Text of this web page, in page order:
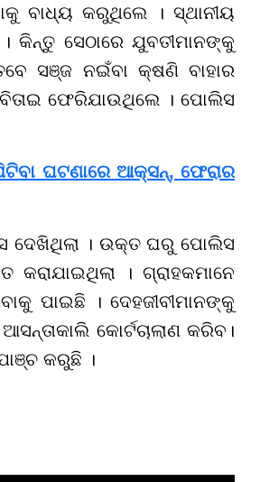
ବାଧ୍ୟ କରୁଥିଲେ । ସ୍ଥାନୀୟ
କିନ୍ତୁ ସେଠାରେ ଯୁବତୀମାନଙ୍କୁ
ସଞ୍ଜ ନଇଁବା କ୍ଷଣି ବାହାର
ଫେରିଯାଉଥିଲେ । ପୋଲିସ
ଘଟଣାରେ ଆକ୍ସନ୍, ଫେରାର
ଦେଖିଥିଲା । ଉକ୍ତ ଘରୁ ପୋଲିସ
। ଗ୍ରାହକମାନେ
ପାଇଛି । ଦେହଜୀବୀମାନଙ୍କୁ
କୋର୍ଟଚାଲାଣ କରିବ।
କରୁଛି ।